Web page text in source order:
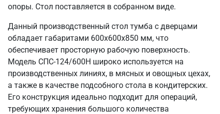
опоры. Стол поставляется в собранном виде.
Данный производственный стол тумба с дверцами
обладает габаритами 600х600х850 мм, что
обеспечивает просторную рабочую поверхность.
Модель СПС-124/600Н широко используется на
производственных линиях, в мясных и овощных цехах,
а также в качестве подсобного стола в кондитерских.
Его конструкция идеально подходит для операций,
требующих хранения большого количества